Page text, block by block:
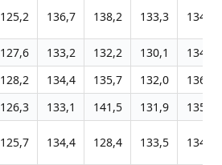
125,2 136,7 138,2 133,3 134,4
127,6 133,2 132,2 130,1
134,0
128,2 134,4 135,7 132,0
136,4
126,3 133,1 141,5 131,9
135,0
125,7 134,4 128,4 133,5 134,6